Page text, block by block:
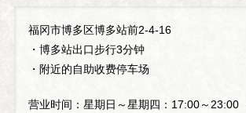
福冈市博多区博多站前2-4-16
・博多站出口步行3分钟
・附近的自助收费停车场
营业时间：星期日～星期四：17:00～